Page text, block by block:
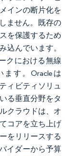
インの断片化を
ません。既存の
を保護するため
込んでいます。
クにおける無線
ます。Oracleは
ィビティソリュ
る垂直分野をタ
クラウドは、オ
コアを立ち上げ
をリリースする
イダーから予算